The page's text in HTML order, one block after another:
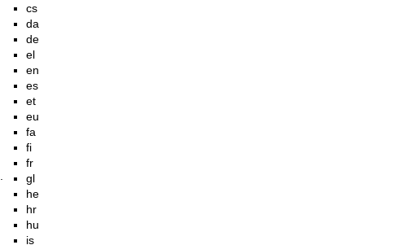
cs
da
de
el
en
es
et
eu
fa
fi
fr
gl
he
hr
hu
is